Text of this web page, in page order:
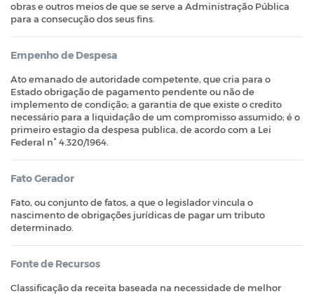
obras e outros meios de que se serve a Administração Pública
para a consecução dos seus fins.
Empenho de Despesa
Ato emanado de autoridade competente, que cria para o
Estado obrigação de pagamento pendente ou não de
implemento de condição; a garantia de que existe o credito
necessário para a liquidação de um compromisso assumido; é o
primeiro estagio da despesa publica, de acordo com a Lei
Federal n° 4.320/1964.
Fato Gerador
Fato, ou conjunto de fatos, a que o legislador vincula o
nascimento de obrigações jurídicas de pagar um tributo
determinado.
Fonte de Recursos
Classificação da receita baseada na necessidade de melhor